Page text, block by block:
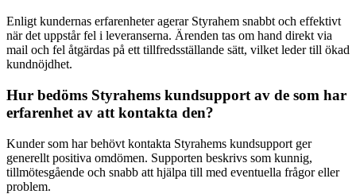
Enligt kundernas erfarenheter agerar Styrahem snabbt och effektivt
när det uppstår fel i leveranserna. Ärenden tas om hand direkt via
mail och fel åtgärdas på ett tillfredsställande sätt, vilket leder till ökad
kundnöjdhet.
Hur bedöms Styrahems kundsupport av de som har
erfarenhet av att kontakta den?
Kunder som har behövt kontakta Styrahems kundsupport ger
generellt positiva omdömen. Supporten beskrivs som kunnig,
tillmötesgående och snabb att hjälpa till med eventuella frågor eller
problem.